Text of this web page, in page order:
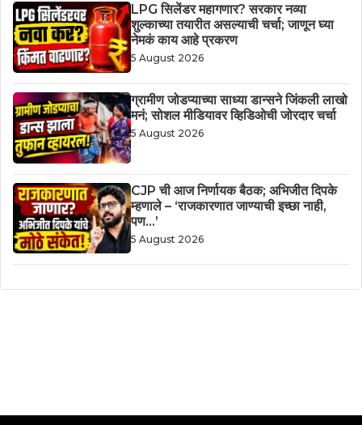
LPG सिलेंडर महागणार? सरकार नव्या
शुल्काच्या तयारीत असल्याची चर्चा; जाणून घ्या
नेमकं काय आहे प्रकरण
5 August 2026
ग्रामीण जोडप्याच्या साध्या डान्सने जिंकली लाखो
मनं; सोशल मीडियावर व्हिडिओची जोरदार चर्चा
5 August 2026
CJP ची आज निर्णायक बैठक; अभिजीत दिपके
म्हणाले – ‘राजकारणात जाण्याची इच्छा नाही,
पण…’
5 August 2026